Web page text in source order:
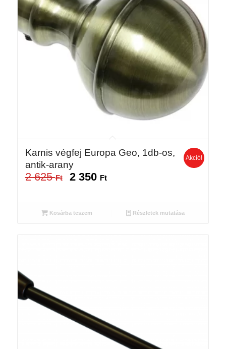
Karnis végfej Europa Geo, 1db-os,
antik-arany
2 625Ft
Original
2
2 350 FtCurrent
Akció!
Kosárba teszem Részletek mutatása